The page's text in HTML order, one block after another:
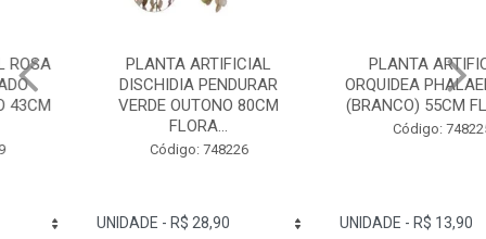
PLANTA ARTIFICIAL
DISCHIDIA PENDURAR
VERDE OUTONO 80CM
Código: 748226
PLANTA ARTIFICIAL
ORQUIDEA PHALAENOPSIS
(BRANCO) 55CM FLORAR...
Código: 748225